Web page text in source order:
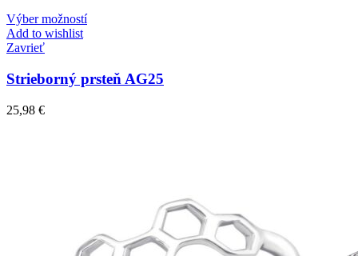
Výber možností
Add to wishlist
Zavrieť
Strieborný prsteň AG25
25,98 €